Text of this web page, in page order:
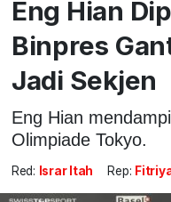
Eng Hian
Binpres
Jadi Sekjen
Eng Hian
Olimpiade Tokyo.
Red: Israr Itah Rep: